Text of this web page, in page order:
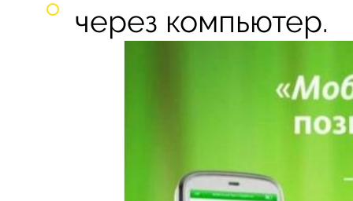
через компьютер.